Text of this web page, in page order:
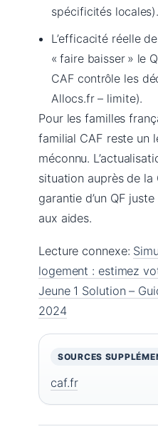
spécificités locales).
L’efficacité réelle
« faire baisser » le
CAF contrôle les
Allocs.fr – limite).
Pour les familles
familial CAF reste un
méconnu.
situation auprès de la
garantie d’un QF
aux aides.
Lecture connexe:
logement : estimez
Jeune 1 Solution –
2024
SOURCES
caf.fr